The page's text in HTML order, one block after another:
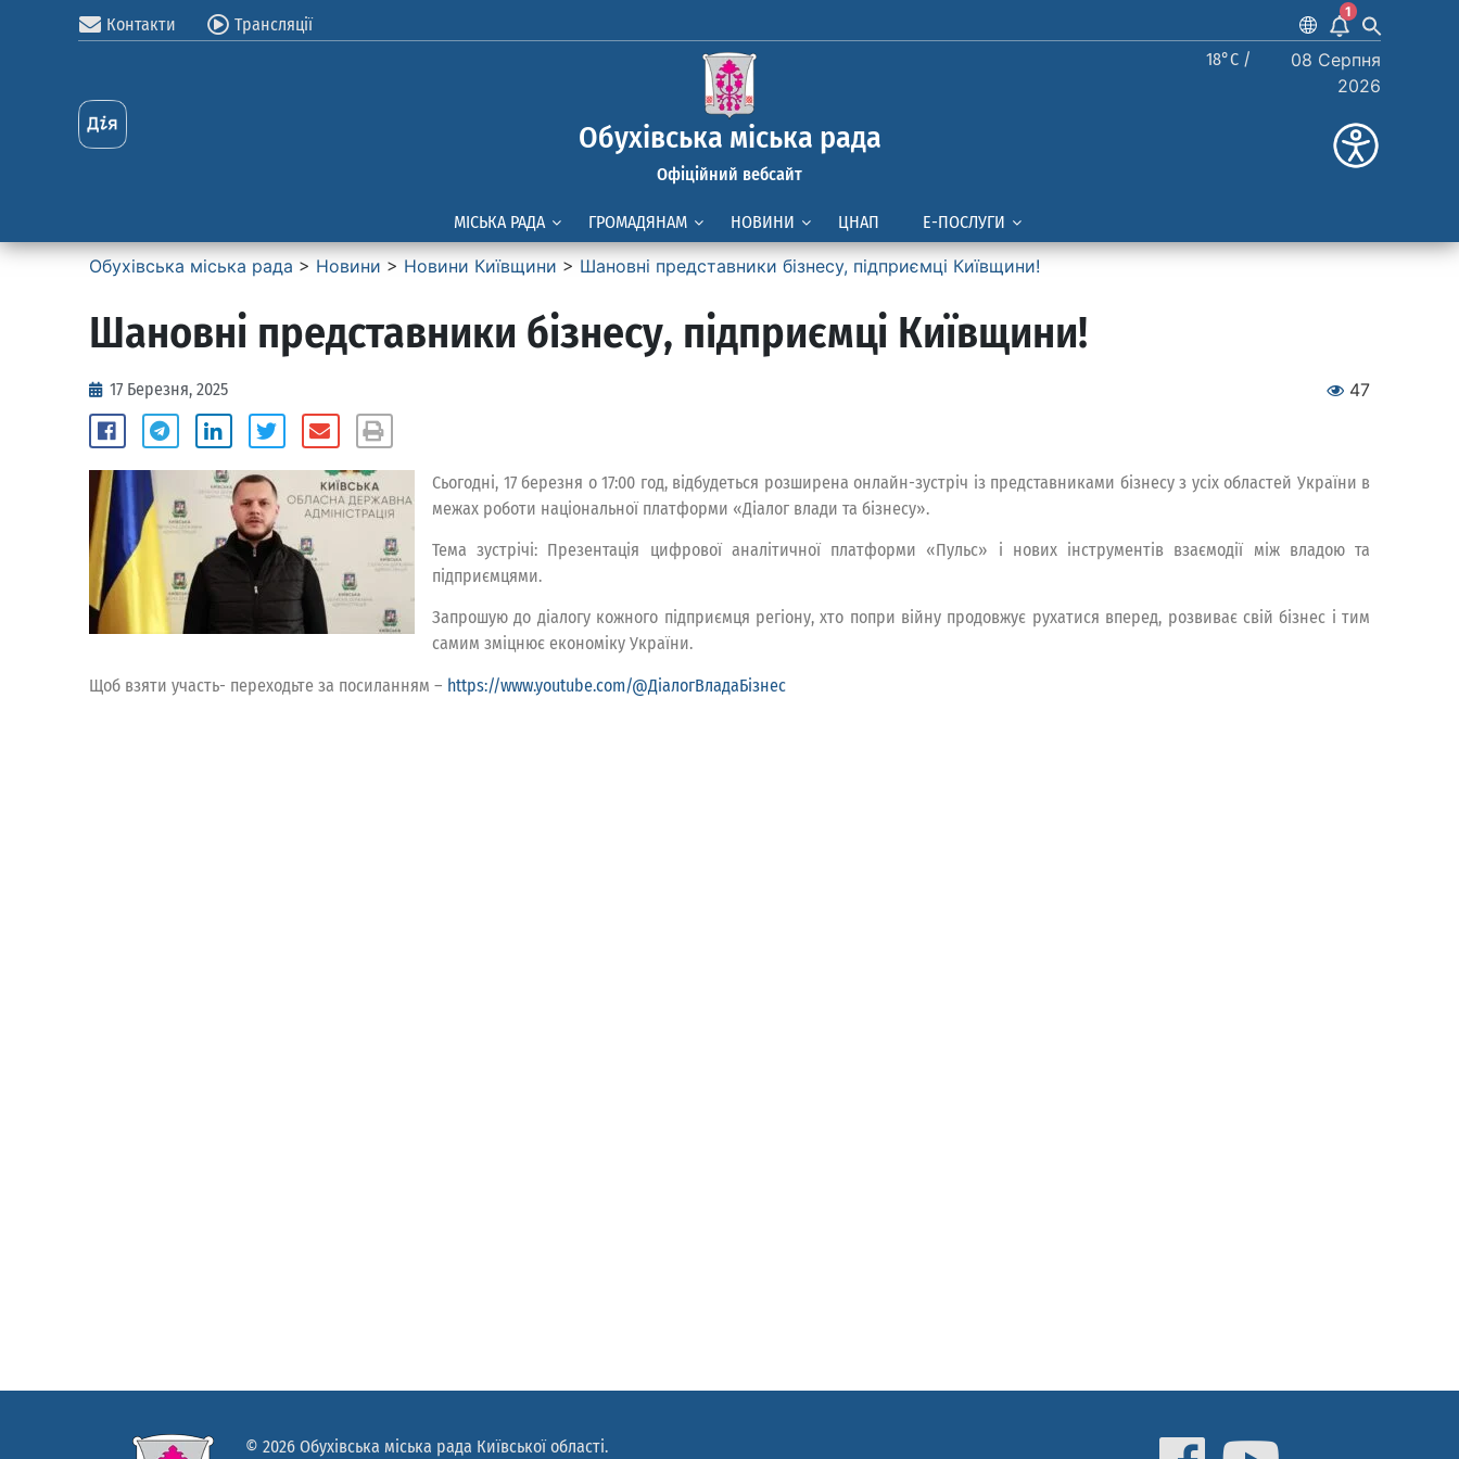
Контакти Трансляції
1
Обухівська міська рада
Офіційний вебсайт
18°C /
08 Серпня
2026
МІСЬКА РАДА ГРОМАДЯНАМ НОВИНИ ЦНАП Е-ПОСЛУГИ
Обухівська міська рада > Новини > Новини Київщини > Шановні представники бізнесу, підприємці Київщини!
Шановні представники бізнесу, підприємці Київщини!
17 Березня, 2025 47
Сьогодні, 17 березня о 17:00 год, відбудеться розширена онлайн-зустріч із представниками бізнесу з усіх областей України в
межах роботи національної платформи «Діалог влади та бізнесу».
Тема зустрічі: Презентація цифрової аналітичної платформи «Пульс» і нових інструментів взаємодії між владою та
підприємцями.
Запрошую до діалогу кожного підприємця регіону, хто попри війну продовжує рухатися вперед, розвиває свій бізнес і тим
самим зміцнює економіку України.
Щоб взяти участь- переходьте за посиланням – https://www.youtube.com/@ДіалогВладаБізнес
© 2026 Обухівська міська рада Київської області.